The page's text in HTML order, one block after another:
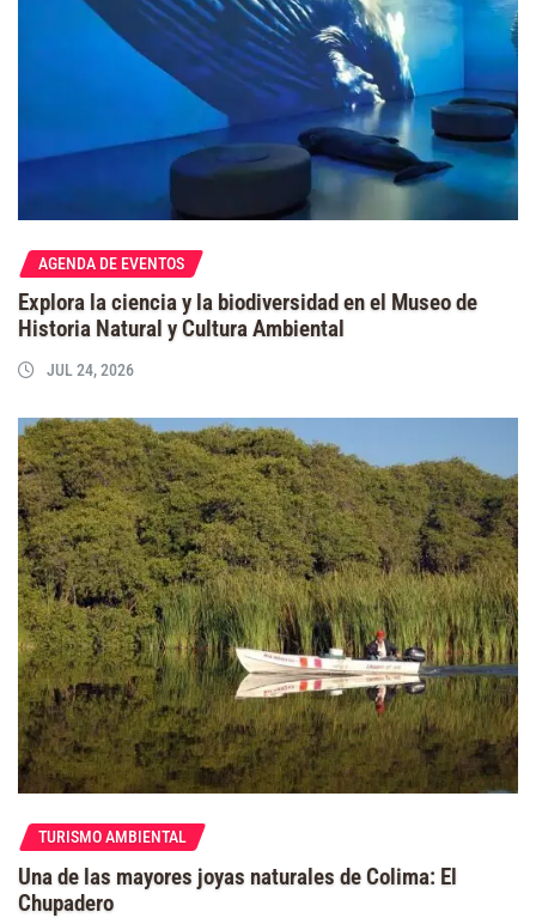
AGENDA DE EVENTOS
Explora la ciencia y la biodiversidad en el Museo de
Historia Natural y Cultura Ambiental
JUL 24, 2026
TURISMO AMBIENTAL
Una de las mayores joyas naturales de Colima: El
Chupadero